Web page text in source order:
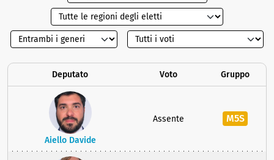
Deputato Voto Gruppo
Aiello Davide
Assente M5S